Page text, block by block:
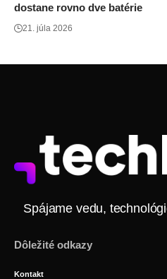
dostane rovno dve batérie
21. júla 2026
Spájame vedu,
Dôležité odkazy
Kontakt